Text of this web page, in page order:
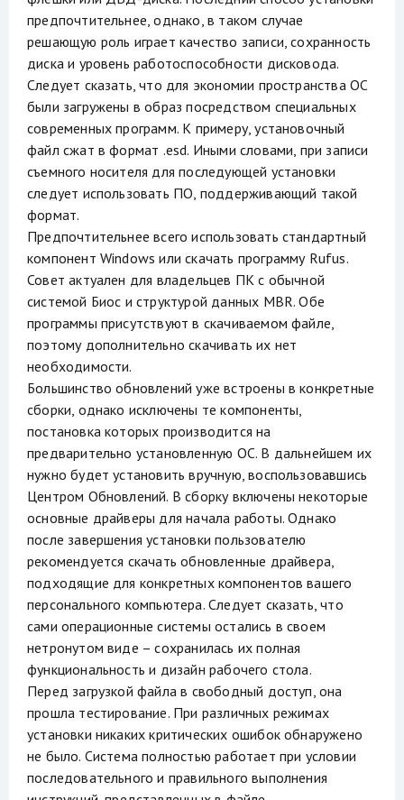
предпочтительнее, однако, в таком случае
решающую роль играет качество записи, сохранность
диска и уровень работоспособности дисковода.
Следует сказать, что для экономии пространства ОС
были загружены в образ посредством специальных
современных программ. К примеру, установочный
файл сжат в формат .esd. Иными словами, при записи
съемного носителя для последующей установки
следует использовать ПО, поддерживающий такой
формат.
Предпочтительнее всего использовать стандартный
компонент Windows или скачать программу Rufus.
Совет актуален для владельцев ПК с обычной
системой Биос и структурой данных MBR. Обе
программы присутствуют в скачиваемом файле,
поэтому дополнительно скачивать их нет
необходимости.
Большинство обновлений уже встроены в конкретные
сборки, однако исключены те компоненты,
постановка которых производится на
предварительно установленную ОС. В дальнейшем их
нужно будет установить вручную, воспользовавшись
Центром Обновлений. В сборку включены некоторые
основные драйверы для начала работы. Однако
после завершения установки пользователю
рекомендуется скачать обновленные драйвера,
подходящие для конкретных компонентов вашего
персонального компьютера. Следует сказать, что
сами операционные системы остались в своем
нетронутом виде – сохранилась их полная
функциональность и дизайн рабочего стола.
Перед загрузкой файла в свободный доступ, она
прошла тестирование. При различных режимах
установки никаких критических ошибок обнаружено
не было. Система полностью работает при условии
последовательного и правильного выполнения